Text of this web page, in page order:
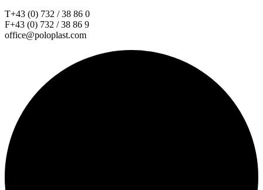
T+43 (0) 732 / 38 86 0
F+43 (0) 732 / 38 86 9
office@poloplast.com